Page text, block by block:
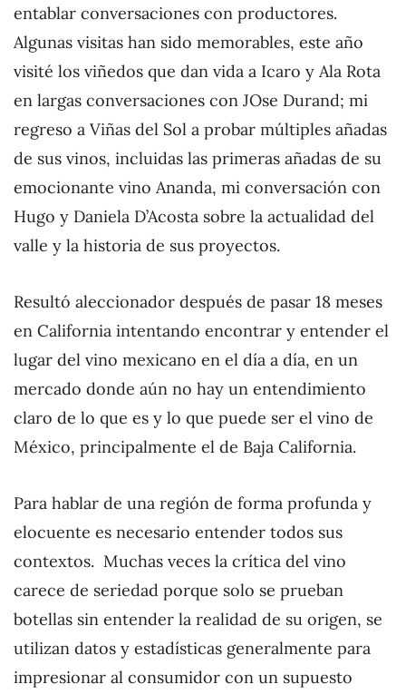
entablar conversaciones con productores.
Algunas visitas han sido memorables, este año
visité los viñedos que dan vida a Icaro y Ala Rota
en largas conversaciones con JOse Durand; mi
regreso a Viñas del Sol a probar múltiples añadas
de sus vinos, incluidas las primeras añadas de su
emocionante vino Ananda, mi conversación con
Hugo y Daniela D’Acosta sobre la actualidad del
valle y la historia de sus proyectos.
Resultó aleccionador después de pasar 18 meses
en California intentando encontrar y entender el
lugar del vino mexicano en el día a día, en un
mercado donde aún no hay un entendimiento
claro de lo que es y lo que puede ser el vino de
México, principalmente el de Baja California.
Para hablar de una región de forma profunda y
elocuente es necesario entender todos sus
contextos. Muchas veces la crítica del vino
carece de seriedad porque solo se prueban
botellas sin entender la realidad de su origen, se
utilizan datos y estadísticas generalmente para
impresionar al consumidor con un supuesto